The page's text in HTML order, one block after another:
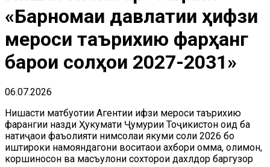
«Барномаи давлатии ҳифзи
мероси таърихию фарҳангӣ
барои солҳои 2027-2031»
06.07.2026
Нишасти матбуотии Агентии ҳифзи мероси таърихию
фарҳангии назди Ҳукумати Ҷумҳурии Тоҷикистон оид ба
натиҷаҳои фаъолияти нимсолаи якуми соли 2026 бо
иштироки намояндагони воситаҳои ахбори омма, олимон,
коршиносон ва масъулони сохторҳои дахлдор баргузор